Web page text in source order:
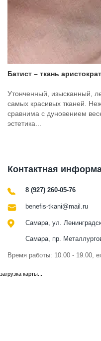
Батист – ткань
Утонченный, изысканный,
самых красивых тканей.
сравнима с дуновением
эстетика...
Контактная
8 (927) 260-05-76
benefis-tkani@mail.ru
Самара, ул.
Самара, пр.
Время работы: 10.00 - 19.00,
загрузка карты...